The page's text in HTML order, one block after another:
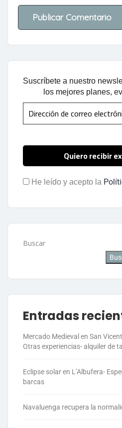
Suscríbete a nuestro
los mejores planes,
He leído y acepto la
Buscar
Entradas
Mercado Medieval en San
Otras experiencias- alquiler de
Eclipse solar en L’Albufera-
barcas
Navaluenga recupera la